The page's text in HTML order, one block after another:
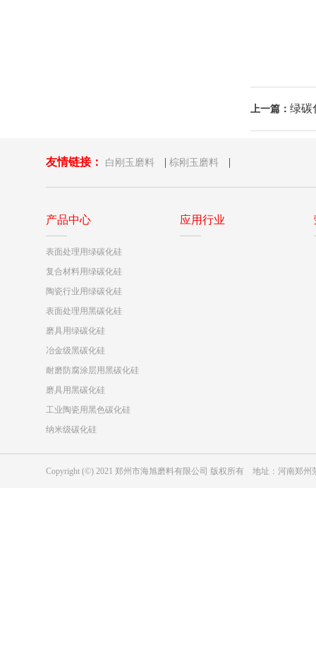
上一篇： 绿碳
友情链接： 白刚玉磨料 | 棕刚玉磨料 |
产品中心
表面处理用绿碳化硅
复合材料用绿碳化硅
陶瓷行业用绿碳化硅
表面处理用黑碳化硅
磨具用绿碳化硅
冶金级黑碳化硅
耐磨防腐涂层用黑碳化硅
磨具用黑碳化硅
工业陶瓷用黑色碳化硅
纳米级碳化硅
应用行业
Copyright (©) 2021 郑州市海旭磨料有限公司 版权所有 地址：河南郑